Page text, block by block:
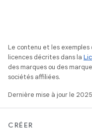
Le contenu et les
licences décrites dans la
des marques ou des
sociétés affiliées.
Dernière mise à jour le
CRÉER